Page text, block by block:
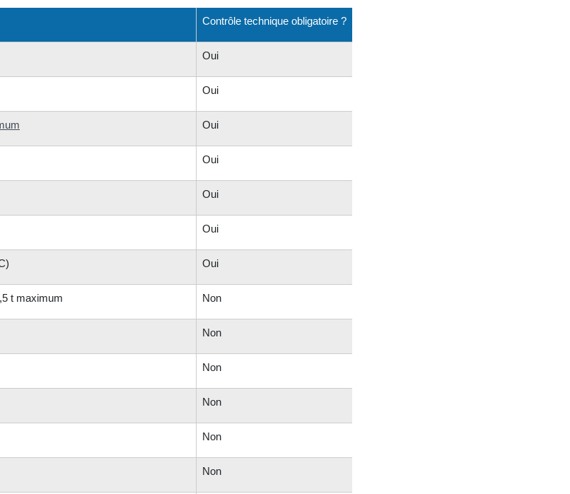
Contrôle technique obligatoire ?
Oui
Oui
Oui
Oui
Oui
Oui
Oui
t maximum Non
Non
Non
Non
Non
Non